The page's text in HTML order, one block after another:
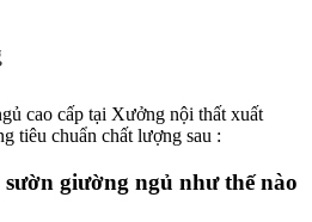
cao cấp tại Xưởng nội thất xuất
tiêu chuẩn chất lượng sau :
giường ngủ như thế nào